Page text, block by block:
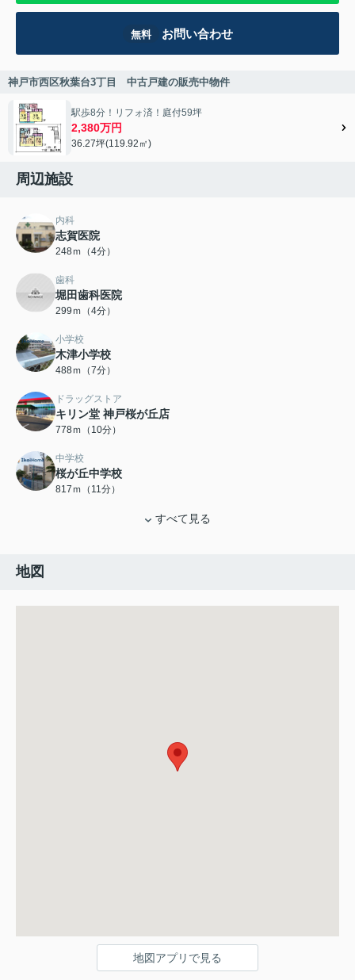
無料 お問い合わせ
神戸市西区秋葉台3丁目 中古戸建の販売中物件
駅歩8分！リフォ済！庭付59坪
2,380万円
36.27坪(119.92㎡)
周辺施設
内科
志賀医院
248ｍ（4分）
歯科
堀田歯科医院
299ｍ（4分）
小学校
木津小学校
488ｍ（7分）
ドラッグストア
キリン堂 神戸桜が丘店
778ｍ（10分）
中学校
桜が丘中学校
817ｍ（11分）
すべて見る
地図
地図アプリで見る